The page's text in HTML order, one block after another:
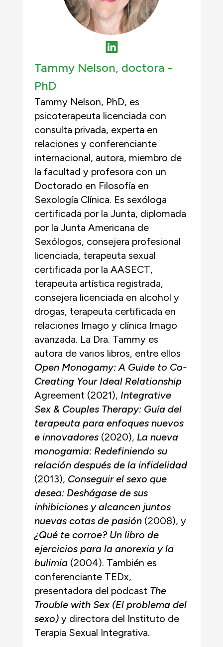
Tammy Nelson, doctora -
PhD
Tammy Nelson, PhD, es
psicoterapeuta licenciada con
consulta privada, experta en
relaciones y conferenciante
internacional, autora, miembro de
la facultad y profesora con un
Doctorado en Filosofía en
Sexología Clínica. Es sexóloga
certificada por la Junta, diplomada
por la Junta Americana de
Sexólogos, consejera profesional
licenciada, terapeuta sexual
certificada por la AASECT,
terapeuta artística registrada,
consejera licenciada en alcohol y
drogas, terapeuta certificada en
relaciones Imago y clínica Imago
avanzada. La Dra. Tammy es
autora de varios libros, entre ellos
Open Monogamy: A Guide to Co-
Creating Your Ideal Relationship
Agreement (2021), Integrative
Sex & Couples Therapy: Guía del
terapeuta para enfoques nuevos
e innovadores (2020), La nueva
monogamia: Redefiniendo su
relación después de la infidelidad
(2013), Conseguir el sexo que
desea: Deshágase de sus
inhibiciones y alcancen juntos
nuevas cotas de pasión (2008), y
¿Qué te corroe? Un libro de
ejercicios para la anorexia y la
bulimia (2004). También es
conferenciante TEDx,
presentadora del podcast The
Trouble with Sex (El problema del
sexo) y directora del Instituto de
Terapia Sexual Integrativa.